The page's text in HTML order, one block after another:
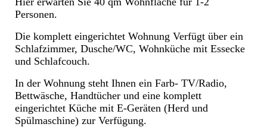
Personen.
Die komplett eingerichtet Wohnung Verfügt über ein
Schlafzimmer, Dusche/WC, Wohnküche mit Essecke
und Schlafcouch.
In der Wohnung steht Ihnen ein Farb- TV/Radio,
Bettwäsche, Handtücher und eine komplett
eingerichtet Küche mit E-Geräten (Herd und
Spülmaschine) zur Verfügung.